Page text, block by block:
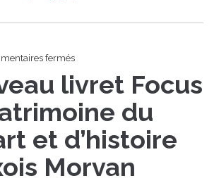
ferméssur
nouveau
livret
Focus
sur
le
patrimoine
du
livret Focus
du
et d’histoire
Morvan